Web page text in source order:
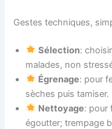
Gestes techniques,
Sélection:
malades, non
Égrenage: pour
sèches puis tamiser.
Nettoyage: pour
égoutter; trempage